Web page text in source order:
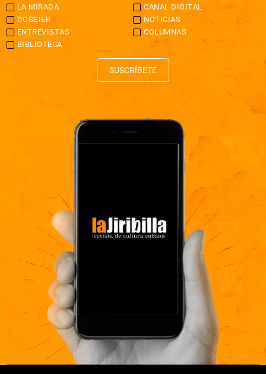
LA MIRADA
CANAL DIGITAL
DOSSIER
NOTICIAS
ENTREVISTAS
COLUMNAS
BIBLIOTECA
SUSCRÍBETE